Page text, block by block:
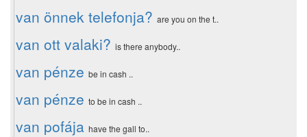
van önnek telefonja? are you on the t..
van ott valaki? is there anybody..
van pénze be in cash ..
van pénze to be in cash ..
van pofája have the gall to..